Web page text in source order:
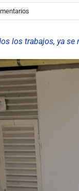
los trabajos, ya